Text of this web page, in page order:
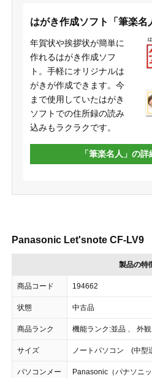
はがき作成ソフト「筆楽名
年賀状や挨拶状が簡単に
作れるはがき作成ソフ
ト。手軽にオリジナルは
がきが作成できます。今
まで使用していたはがき
ソフトでの住所録の読み
込みもラクラクです。
「筆楽名人」の
Panasonic Let'snote CF-LV9
製品の特
商品コード 194662
状態 中古品
商品ランク 機能ランク:並品 、 外
サイズ ノートパソコン (中型
パソコンメー
Panasonic（パナソニッ